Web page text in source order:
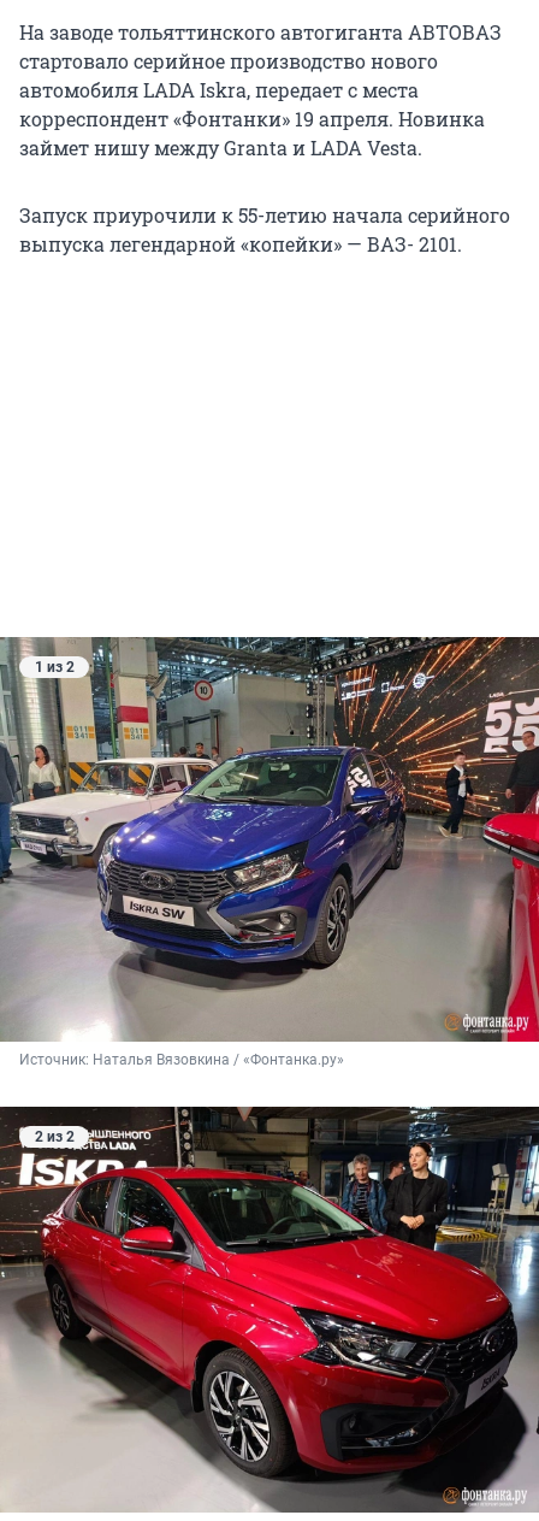
На заводе тольяттинского автогиганта АВТОВАЗ
стартовало серийное производство нового
автомобиля LADA Iskra, передает с места
корреспондент «Фонтанки» 19 апреля. Новинка
займет нишу между Granta и LADA Vesta.
Запуск приурочили к 55-летию начала серийного
выпуска легендарной «копейки» — ВАЗ- 2101.
1 из 2
Источник: Наталья Вязовкина / «Фонтанка.ру»
2 из 2